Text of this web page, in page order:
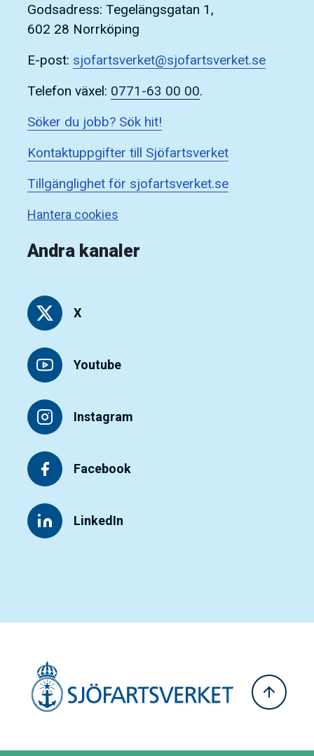
Godsadress: Tegelängsgatan 1,
602 28 Norrköping
E-post: sjofartsverket@sjofartsverket.se
Telefon växel: 0771-63 00 00.
Söker du jobb? Sök hit!
Kontaktuppgifter till Sjöfartsverket
Tillgänglighet för sjofartsverket.se
Hantera cookies
Andra kanaler
X
Youtube
Instagram
Facebook
LinkedIn